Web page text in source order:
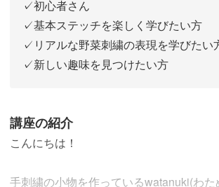
✓初心者さん
✓基本ステッチを楽しく学びたい方
✓リアルな野菜刺繍の表現を学びたい
✓新しい趣味を見つけたい方
講座の紹介
こんにちは！
手刺繍の小物を作っているwatanuki(わた